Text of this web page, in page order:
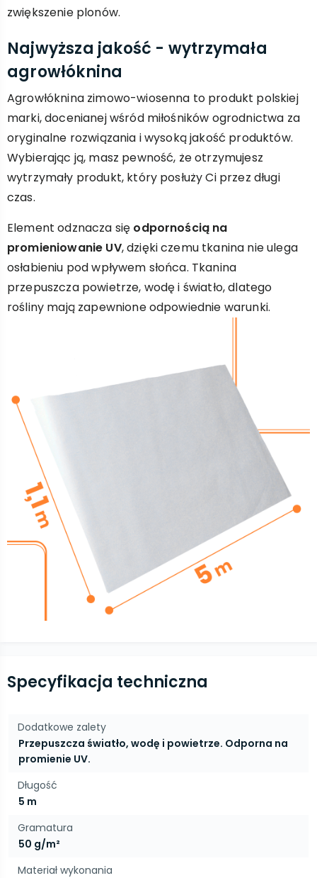
zwiększenie plonów.
Najwyższa jakość - wytrzymała
agrowłóknina
Agrowłóknina zimowo-wiosenna to produkt polskiej
marki, docenianej wśród miłośników ogrodnictwa za
oryginalne rozwiązania i wysoką jakość produktów.
Wybierając ją, masz pewność, że otrzymujesz
wytrzymały produkt, który posłuży Ci przez długi
czas.
Element odznacza się odpornością na
promieniowanie UV, dzięki czemu tkanina nie ulega
osłabieniu pod wpływem słońca. Tkanina
przepuszcza powietrze, wodę i światło, dlatego
rośliny mają zapewnione odpowiednie warunki.
Specyfikacja techniczna
Dodatkowe zalety
Przepuszcza światło, wodę i powietrze. Odporna na
promienie UV.
Długość
5 m
Gramatura
50 g/m²
Materiał wykonania